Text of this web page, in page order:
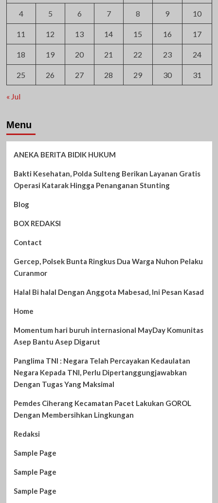
4 5 6 7 8 9 10
11 12 13 14 15 16 17
18 19 20 21 22 23 24
25 26 27 28 29 30 31
« Jul
Menu
ANEKA BERITA BIDIK HUKUM
Bakti Kesehatan, Polda Sulteng Berikan Layanan Gratis
Operasi Katarak Hingga Penanganan Stunting
Blog
BOX REDAKSI
Contact
Gercep, Polsek Bunta Ringkus Dua Warga Nuhon Pelaku
Curanmor
Halal Bi halal Dengan Anggota Mabesad, Ini Pesan Kasad
Home
Momentum hari buruh internasional MayDay Komunitas
Asep Bantu Asep Digarut
Panglima TNI : Negara Telah Percayakan Kedaulatan
Negara Kepada TNI, Perlu Dipertanggungjawabkan
Dengan Tugas Yang Maksimal
Pemdes Ciherang Kecamatan Pacet Lakukan GOROL
Dengan Membersihkan Lingkungan
Redaksi
Sample Page
Sample Page
Sample Page